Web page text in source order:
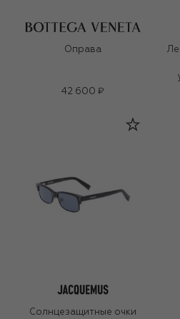
Оправа
42 600 ₽
Солнцезащитные очки